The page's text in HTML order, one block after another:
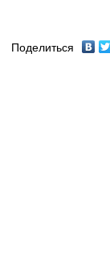
Поделиться